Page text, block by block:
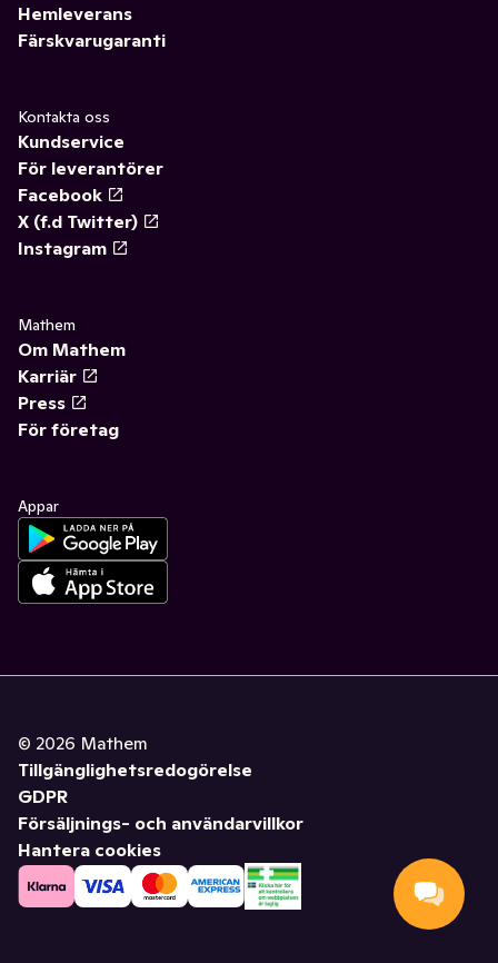
Hemleverans
Färskvarugaranti
Kontakta oss
Kundservice
För leverantörer
Facebook
X (f.d Twitter)
Instagram
Mathem
Om Mathem
Karriär
Press
För företag
Appar
© 2026 Mathem
Tillgänglighetsredogörelse
GDPR
Försäljnings- och användarvillkor
Hantera cookies